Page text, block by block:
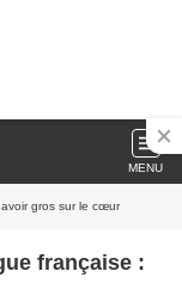
MENU
gros sur le cœur
française :